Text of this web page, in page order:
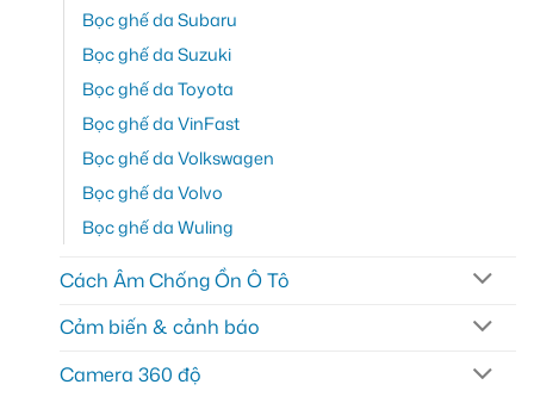
Bọc ghế da Subaru
Bọc ghế da Suzuki
Bọc ghế da Toyota
Bọc ghế da VinFast
Bọc ghế da Volkswagen
Bọc ghế da Volvo
Bọc ghế da Wuling
Cách Âm Chống Ồn Ô Tô
Cảm biến & cảnh báo
Camera 360 độ